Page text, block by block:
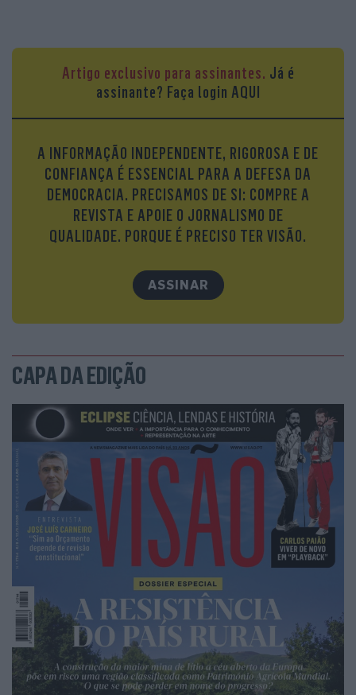
Artigo exclusivo para assinantes. Já é
assinante? Faça login AQUI
A INFORMAÇÃO INDEPENDENTE, RIGOROSA E DE
CONFIANÇA É ESSENCIAL PARA A DEFESA DA
DEMOCRACIA. PRECISAMOS DE SI: COMPRE A
REVISTA E APOIE O JORNALISMO DE
QUALIDADE. PORQUE É PRECISO TER VISÃO.
ASSINAR
CAPA DA EDIÇÃO